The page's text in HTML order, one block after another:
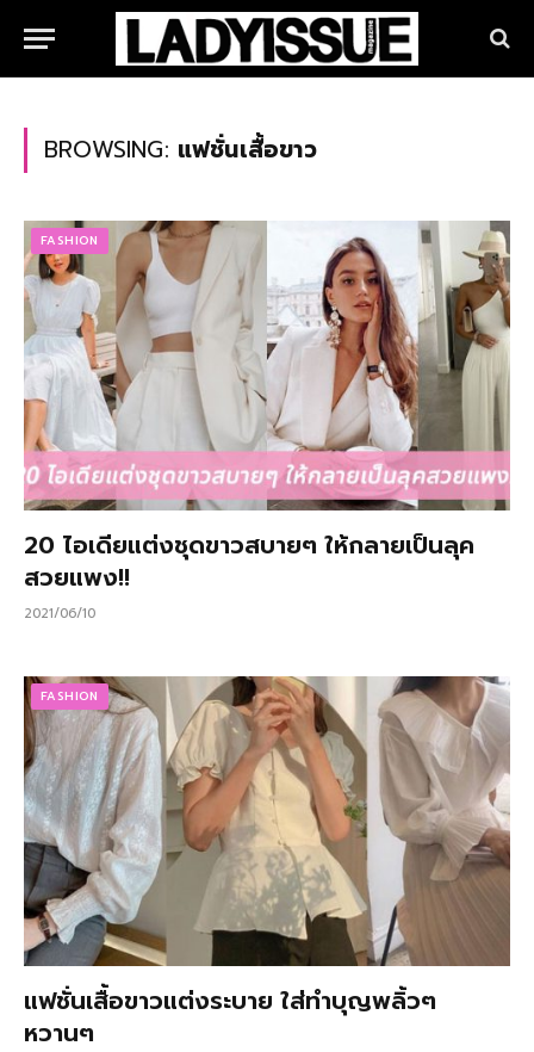
BROWSING: แฟชั่นเสื้อขาว
FASHION
20 ไอเดียแต่งชุดขาวสบายๆ ให้กลายเป็นลุค
สวยแพง!!
2021/06/10
FASHION
แฟชั่นเสื้อขาวแต่งระบาย ใส่ทำบุญพลิ้วๆ
หวานๆ